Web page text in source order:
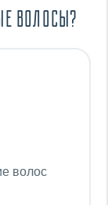
ВОЛОСЫ?
волос